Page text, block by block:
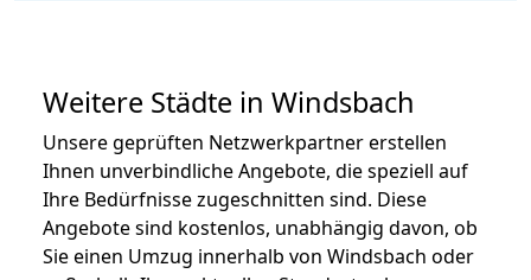
Weitere Städte in Windsbach
Unsere geprüften Netzwerkpartner erstellen
Ihnen unverbindliche Angebote, die speziell auf
Ihre Bedürfnisse zugeschnitten sind. Diese
Angebote sind kostenlos, unabhängig davon, ob
Sie einen Umzug innerhalb von Windsbach oder